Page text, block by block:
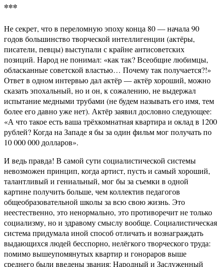
***
Не секрет, что в переломную эпоху конца 80 — начала 90
годов большинство творческой интеллигенции (актёры,
писатели, певцы) выступали с крайне антисоветских
позиций. Народ не понимал: «как так? Всеобщие любимцы,
обласканные советской властью… Почему так получается?!»
Ответ в одном интервью дал актёр — актёр хороший, можно
сказать эпохальный, но и он, к сожалению, не выдержал
испытание медными трубами (не будем называть его имя, тем
более его давно уже нет). Актёр заявил дословно следующее:
«А что такое есть ваша трёхкомнатная квартира и оклад в 1200
рублей? Когда на Западе я бы за один фильм мог получать по
10 000 000 долларов».
И ведь правда! В самой сути социалистической системы
невозможен принцип, когда артист, пусть и самый хороший,
талантливый и гениальный, мог бы за съемки в одной
картине получить больше, чем коллектив педагогов
общеобразовательной школы за всю свою жизнь. Это
неестественно, это ненормально, это противоречит не только
социализму, но и здравому смыслу вообще. Социалистическая
система придумала иной способ отличать и вознаграждать
выдающихся людей бесспорно, нелёгкого творческого труда:
помимо вышеупомянутых квартир и гонораров выше
среднего были введены звания: Народный и Заслуженный